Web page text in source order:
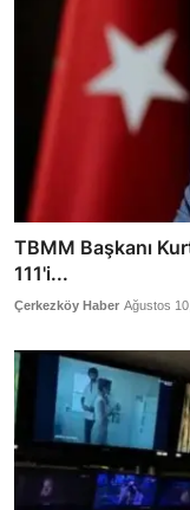
TBMM Başkanı
111'i...
Çerkezköy Haber Ağustos